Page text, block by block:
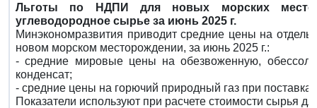
Льготы по НДПИ для новых морских
углеводородное сырье за июнь 2025 г.
Минэкономразвития приводит средние цены на
новом морском месторождении, за июнь 2025 г.:
- средние мировые цены на обезвоженную,
конденсат;
- средние цены на горючий природный газ при
Показатели используют при расчете стоимости сырья